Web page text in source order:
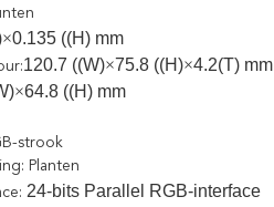
×0.135 ((H) mm
120.7 ((W)×75.8 ((H)×4.2(T) mm
×64.8 ((H) mm
strook
Planten
24-bits Parallel RGB-interface